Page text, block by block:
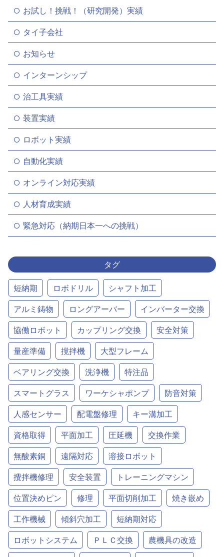
お試し！挑戦！（研究開発）実績
タイ子会社
お知らせ
インターンシップ
治工具実績
装置実績
ロボット実績
自動化実績
オンライン対応実績
人材育成実績
緊急対応（納期日本一への挑戦）
タグ
短納期 ロボドリル
シャフト加工
アルミ鋳物
ロングアーバー
インバーター交換
協働ロボット
カップリング交換
安全対策
量産準備
撹拌機
大型フレーム
ベアリング交換
洗浄機
特注品
スマートグラス
ワーケシャポンプ
防音対策
人感センサー
配電盤修理
キー溝加工
資格取得
平面加工 圧延機
交換作業
無酸素銅
遠隔対応
溶接ロボット
攪拌機修理
安全装置
トレーニングマシン
位置決めピン
修理 平面切削加工
焼き嵌め
工作機械
傾斜穴加工
短納期対応
ロボットシステム
ＰＬＣ交換
農機具の改造